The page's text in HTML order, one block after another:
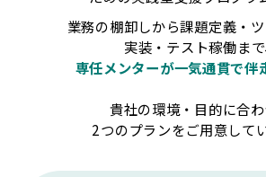
業務の棚卸しから課題定義・
実装・テスト稼働まで
専任メンターが一気通貫で伴
貴社の環境・目的に合
2つのプランをご用意してい